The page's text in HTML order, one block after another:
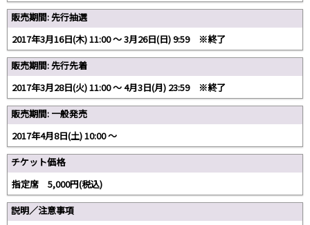
販売期間: 先行抽選
2017年3月16日(木) 11:00 ～ 3月26日(日) 9:59 ※終了
販売期間: 先行先着
2017年3月28日(火) 11:00 ～ 4月3日(月) 23:59 ※終了
販売期間: 一般発売
2017年4月8日(土) 10:00 ～
チケット価格
指定席 5,000円(税込)
説明／注意事項